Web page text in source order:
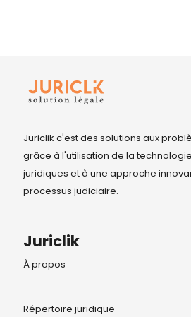
Juriclik c'est des solutions aux
grâce à l'utilisation de la
juridiques et à une approche
processus judiciaire.
Juriclik
À propos
Répertoire juridique